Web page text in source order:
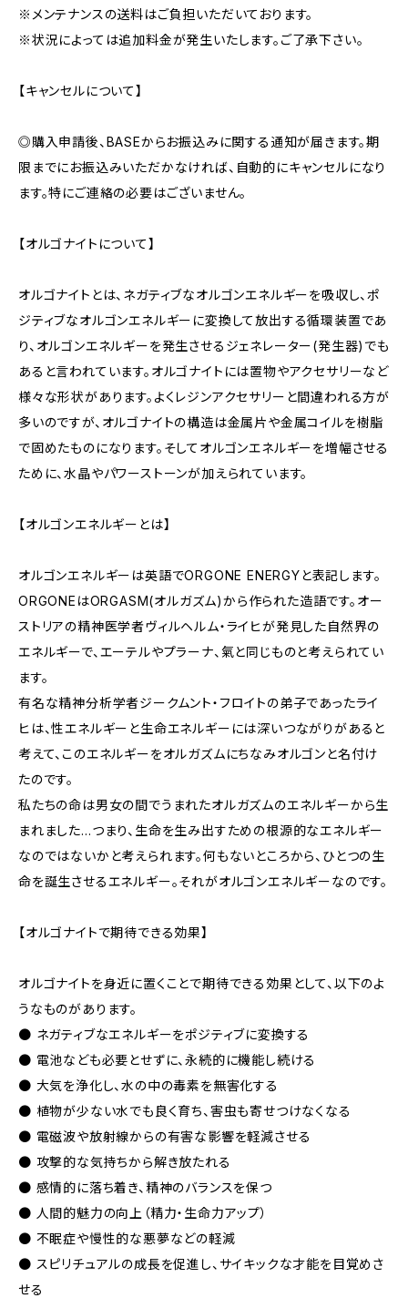
※メンテナンスの送料はご負担いただいております。
※状況によっては追加料金が発生いたします。ご了承下さい。
【キャンセルについて】
◎購入申請後、BASEからお振込みに関する通知が届きます。期
限までにお振込みいただかなければ、自動的にキャンセルになり
ます。特にご連絡の必要はございません。
【オルゴナイトについて】
オルゴナイトとは、ネガティブなオルゴンエネルギーを吸収し、ポ
ジティブなオルゴンエネルギーに変換して放出する循環装置であ
り、オルゴンエネルギーを発生させるジェネレーター(発生器)でも
あると言われています。オルゴナイトには置物やアクセサリーなど
様々な形状があります。よくレジンアクセサリーと間違われる方が
多いのですが、オルゴナイトの構造は金属片や金属コイルを樹脂
で固めたものになります。そしてオルゴンエネルギーを増幅させる
ために、水晶やパワーストーンが加えられています。
【オルゴンエネルギーとは】
オルゴンエネルギーは英語でORGONE ENERGYと表記します。
ORGONEはORGASM(オルガズム)から作られた造語です。オー
ストリアの精神医学者ヴィルヘルム・ライヒが発見した自然界の
エネルギーで、エーテルやプラーナ、氣と同じものと考えられてい
ます。
有名な精神分析学者ジークムント・フロイトの弟子であったライ
ヒは、性エネルギーと生命エネルギーには深いつながりがあると
考えて、このエネルギーをオルガズムにちなみオルゴンと名付け
たのです。
私たちの命は男女の間でうまれたオルガズムのエネルギーから生
まれました…つまり、生命を生み出すための根源的なエネルギー
なのではないかと考えられます。何もないところから、ひとつの生
命を誕生させるエネルギー。それがオルゴンエネルギーなのです。
【オルゴナイトで期待できる効果】
オルゴナイトを身近に置くことで期待できる効果として、以下のよ
うなものがあります。
● ネガティブなエネルギーをポジティブに変換する
● 電池なども必要とせずに、永続的に機能し続ける
● 大気を浄化し、水の中の毒素を無害化する
● 植物が少ない水でも良く育ち、害虫も寄せつけなくなる
● 電磁波や放射線からの有害な影響を軽減させる
● 攻撃的な気持ちから解き放たれる
● 感情的に落ち着き、精神のバランスを保つ
● 人間的魅力の向上（精力・生命力アップ）
● 不眠症や慢性的な悪夢などの軽減
● スピリチュアルの成長を促進し、サイキックな才能を目覚めさ
せる